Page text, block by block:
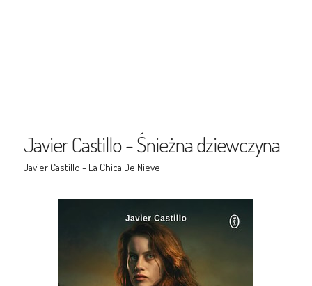
Javier Castillo - Śnieżna dziewczyna
Javier Castillo - La Chica De Nieve